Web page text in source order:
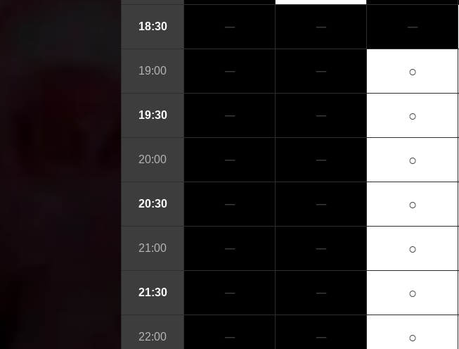
18:30 ─ ─ ─
19:00 ─ ─ ○
19:30 ─ ─ ○
20:00 ─ ─ ○
20:30 ─ ─ ○
21:00 ─ ─ ○
21:30 ─ ─ ○
22:00 ─ ─ ○